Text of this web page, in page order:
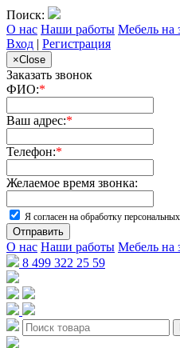
Поиск:
О нас Наши работы Мебель на
Вход | Регистрация
×Close
Заказать звонок
ФИО:*
Ваш адрес:*
Телефон:*
Желаемое время звонка:
Я согласен на обработку
Отправить
О нас Наши работы Мебель на
8 499 322 25 59